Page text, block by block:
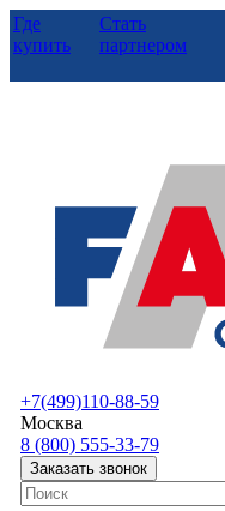
Где
купить
Стать
партнером
+7(499)110-88-59
Москва
8 (800) 555-33-79
Заказать звонок